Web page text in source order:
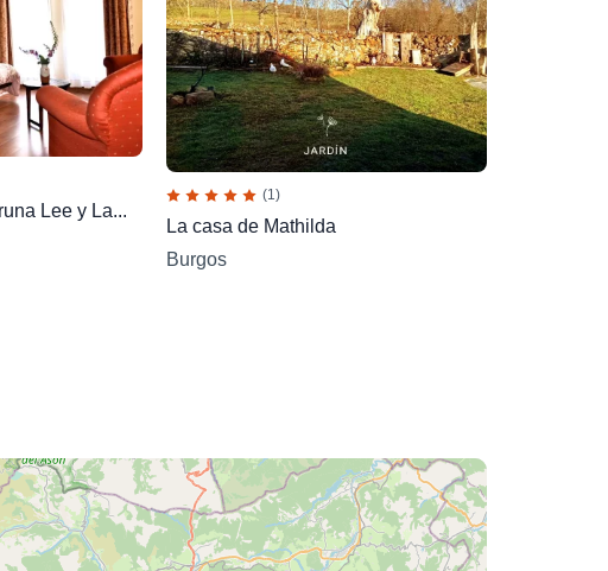
Lee y La...
(1)
La casa de Mathilda
Burgos